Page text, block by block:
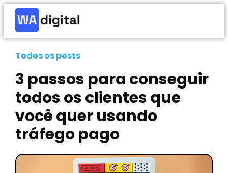
Todos os posts
3 passos para conseguir
todos os clientes que
você quer usando
tráfego pago